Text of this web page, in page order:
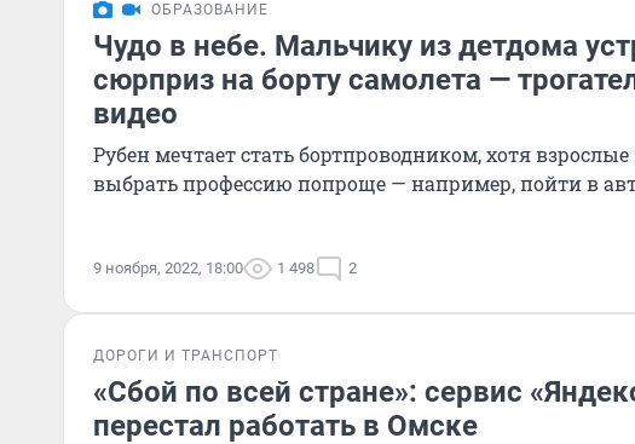
ОБРАЗОВАНИЕ
Чудо в небе. Мальчику из детдома
сюрприз на борту самолета —
видео
Рубен мечтает стать бортпроводником, хотя взрослые
выбрать профессию попроще — например, пойти в
9 ноября, 2022, 18:00 1 498 2
ДОРОГИ И ТРАНСПОРТ
«Сбой по всей стране»: сервис
перестал работать в Омске